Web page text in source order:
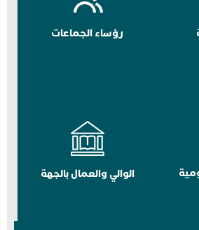
رؤساء الجماعات
الوالي والعمال بالجهة